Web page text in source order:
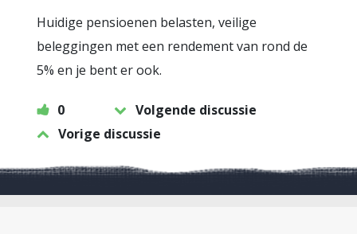
Huidige pensioenen belasten, veilige
beleggingen met een rendement van rond de
5% en je bent er ook.
0
Volgende discussie
Vorige discussie